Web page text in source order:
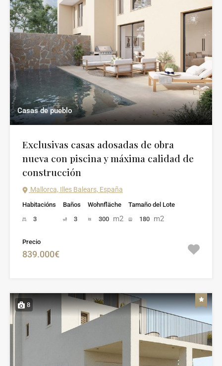
Casas de pueblo
Exclusivas casas adosadas de obra
nueva con piscina y máxima calidad de
construcción
Mallorca, Illes Balears, España
Habitacións
3
Baños
3
Wohnfläche
300 m2
Tamaño del Lote
180 m2
Precio
839.000€
8